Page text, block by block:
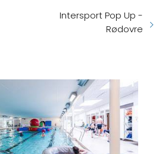
Intersport Pop Up -
Rødovre